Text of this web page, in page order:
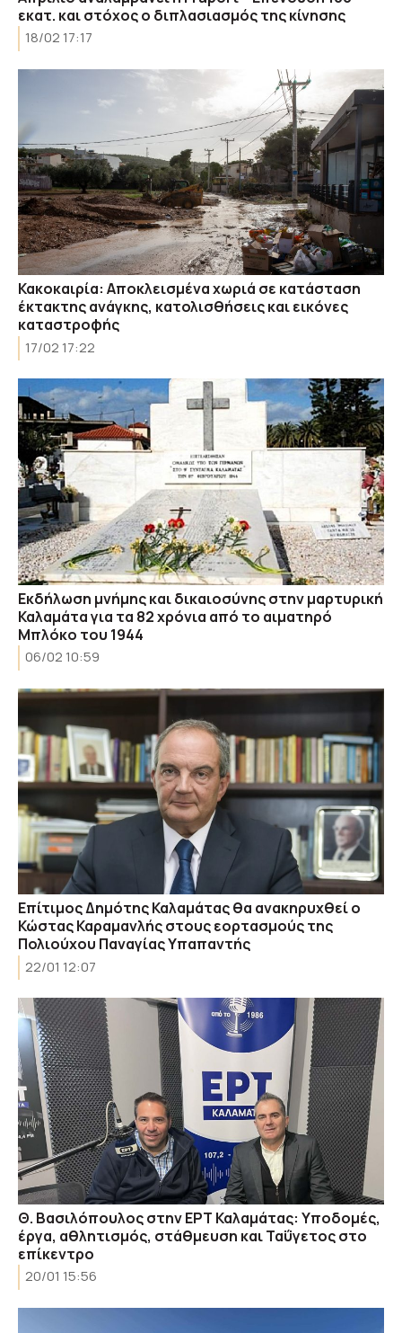
εκατ. και στόχος ο διπλασιασμός της κίνησης
18/02 17:17
Κακοκαιρία: Αποκλεισμένα χωριά σε κατάσταση
έκτακτης ανάγκης, κατολισθήσεις και εικόνες
καταστροφής
17/02 17:22
Eκδήλωση μνήμης και δικαιοσύνης στην μαρτυρική
Καλαμάτα για τα 82 χρόνια από το αιματηρό
Μπλόκο του 1944
06/02 10:59
Επίτιμος Δημότης Καλαμάτας θα ανακηρυχθεί ο
Κώστας Καραμανλής στους εορτασμούς της
Πολιούχου Παναγίας Υπαπαντής
22/01 12:07
Θ. Βασιλόπουλος στην ΕΡΤ Καλαμάτας: Υποδομές,
έργα, αθλητισμός, στάθμευση και Ταΰγετος στο
επίκεντρο
20/01 15:56